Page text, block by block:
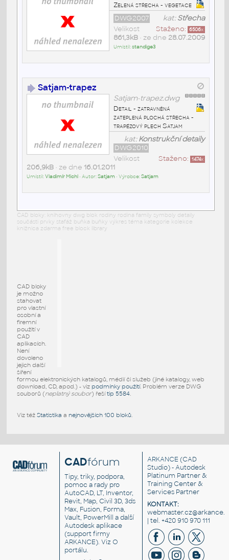
Zelená střecha - vegetace
kat:Střecha
DWG2007
Staženo: 6506x
Velikost
861,3kB• ze dne 28.07.2009
Umístil:standige3
Satjam-trapez
Satjam-trapez.dwg
Detail - zatravněná
zateplená plochá střecha -
trapézový plech Satjam
kat:Konstrukční detaily
DWG2010
Staženo: 1474x
Velikost
206,9kB• ze dne 16.01.2011
Umístil:Vladimír Michl • Autor:Satjam• Výrobce:Satjam
CAD bloky: knihovny dwg blok rodiny rodina family symboly detaily
součásti prvky stafáž buňka buňky výkres téma kategorie kolekce
knižnica zdarma free block library
CAD bloky
je možno
stahovat
pro vlastní
osobní a
firemní
použití v
CAD
aplikacích.
Není
dovoleno
jejich další
šíření
formou elektronických katalogů, médií či služeb (jiné katalogy, web
download, CD, apod.) - viz podmínky použití. Problém verze DWG
souborů (neplatný soubor) řešítip 5584.
Viz též Statistika a nejnovějších 100 bloků.
CADfórum
Tipy, triky, podpora,
pomoc a rady pro
AutoCAD, LT, Inventor,
Revit, Map, Civil 3D, 3ds
Max, Fusion, Forma,
Vault, PowerMill a další
Autodesk aplikace
(support firmy
ARKANCE). VizO
portálu.
ARKANCE (CAD
Studio) - Autodesk
Platinum Partner &
Training Center &
Services Partner
KONTAKT:
| tel. +420 910 970 111